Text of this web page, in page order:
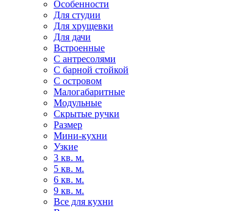
Особенности
Для студии
Для хрущевки
Для дачи
Встроенные
С антресолями
С барной стойкой
С островом
Малогабаритные
Модульные
Скрытые ручки
Размер
Мини-кухни
Узкие
3 кв. м.
5 кв. м.
6 кв. м.
9 кв. м.
Все для кухни